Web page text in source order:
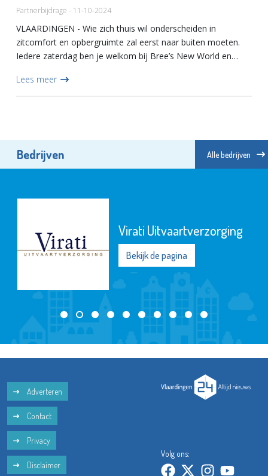
Partnerbijdrage - 11-10-2024
VLAARDINGEN - Wie zich thuis wil onderscheiden in
zitcomfort en opbergruimte zal eerst naar buiten moeten.
Iedere zaterdag ben je welkom bij Bree’s New World en
met 100% Ned...
Lees meer
Bedrijven Alle bedrijven
Virati Uitvaartverzorging
Bekijk de pagina
Adverteren
Contact
Privacy
Disclaimer
Volg ons: